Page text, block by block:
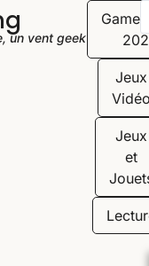
un vent geek"
Jeux
Jeux
et